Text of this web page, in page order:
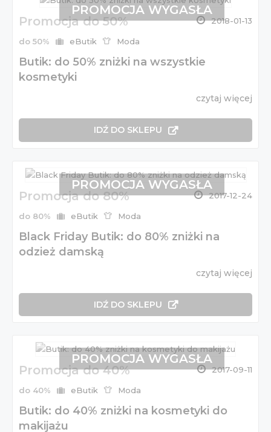
Promocja do 50% 2018-01-13
do 50% eButik Moda
Butik: do 50% zniżki na wszystkie
kosmetyki
czytaj więcej
IDŹ DO SKLEPU
PROMOCJA WYGASŁA
Promocja do 80% 2017-12-24
do 80% eButik Moda
Black Friday Butik: do 80% zniżki na
odzież damską
czytaj więcej
IDŹ DO SKLEPU
PROMOCJA WYGASŁA
Promocja do 40% 2017-09-11
do 40% eButik Moda
Butik: do 40% zniżki na kosmetyki do
makijażu
PROMOCJA WYGASŁA